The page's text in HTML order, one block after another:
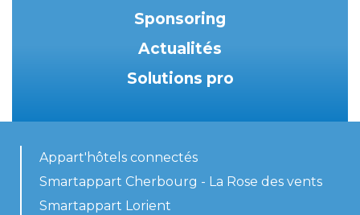
Sponsoring
Actualités
Solutions pro
Appart'hôtels connectés
Smartappart Cherbourg - La Rose des vents
Smartappart Lorient